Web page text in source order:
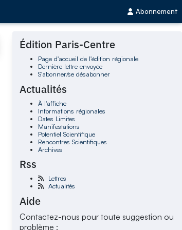
Abonnement
Édition Paris-Centre
Page d'accueil de l'édition régionale
Dernière lettre envoyée
S'abonner/se désabonner
Actualités
À l'affiche
Informations régionales
Dates Limites
Manifestations
Potentiel Scientifique
Rencontres Scientifiques
Archives
Rss
Lettres
Actualités
Aide
Contactez-nous pour toute suggestion ou
problème :